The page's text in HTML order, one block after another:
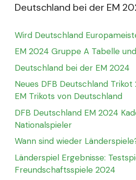
Deutschland bei der EM
Wird Deutschland
EM 2024 Gruppe A Tabelle
Deutschland bei der EM 2024
Neues DFB Deutschland
EM Trikots von Deutschland
DFB Deutschland EM 2024
Nationalspieler
Wann sind wieder
Länderspiel Ergebnisse:
Freundschaftsspiele 2024